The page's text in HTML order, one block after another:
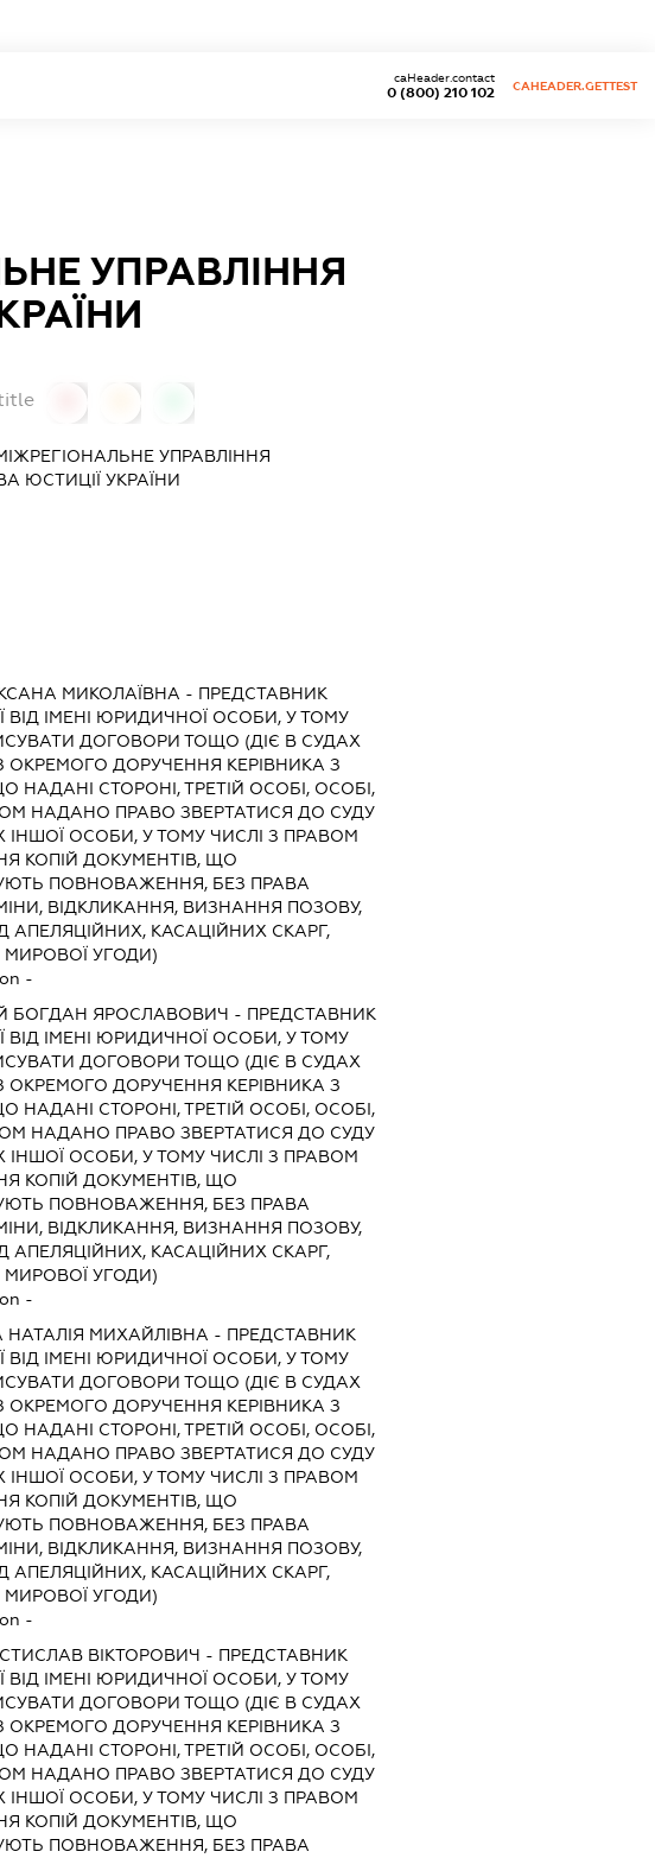
0 (800) 210 102
caHeader.contact
CAHEADER.GETTEST
УПРАВЛІННЯ
УПРАВЛІННЯ
ЮСТИЦІЇ УКРАЇНИ
МИКОЛАЇВНА - ПРЕДСТАВНИК
ВІД ІМЕНІ ЮРИДИЧНОЇ ОСОБИ, У ТОМУ
ДОГОВОРИ ТОЩО (ДІЄ В СУДАХ
ОКРЕМОГО ДОРУЧЕННЯ КЕРІВНИКА З
НАДАНІ СТОРОНІ, ТРЕТІЙ ОСОБІ, ОСОБІ,
НАДАНО ПРАВО ЗВЕРТАТИСЯ ДО СУДУ
ІНШОЇ ОСОБИ, У ТОМУ ЧИСЛІ З ПРАВОМ
КОПІЙ ДОКУМЕНТІВ, ЩО
ПОВНОВАЖЕННЯ, БЕЗ ПРАВА
ВІДКЛИКАННЯ, ВИЗНАННЯ ПОЗОВУ,
АПЕЛЯЦІЙНИХ, КАСАЦІЙНИХ СКАРГ,
УГОДИ)
-
БОГДАН ЯРОСЛАВОВИЧ - ПРЕДСТАВНИК
ВІД ІМЕНІ ЮРИДИЧНОЇ ОСОБИ, У ТОМУ
ДОГОВОРИ ТОЩО (ДІЄ В СУДАХ
ОКРЕМОГО ДОРУЧЕННЯ КЕРІВНИКА З
НАДАНІ СТОРОНІ, ТРЕТІЙ ОСОБІ, ОСОБІ,
НАДАНО ПРАВО ЗВЕРТАТИСЯ ДО СУДУ
ІНШОЇ ОСОБИ, У ТОМУ ЧИСЛІ З ПРАВОМ
КОПІЙ ДОКУМЕНТІВ, ЩО
ПОВНОВАЖЕННЯ, БЕЗ ПРАВА
ВІДКЛИКАННЯ, ВИЗНАННЯ ПОЗОВУ,
АПЕЛЯЦІЙНИХ, КАСАЦІЙНИХ СКАРГ,
УГОДИ)
-
МИХАЙЛІВНА - ПРЕДСТАВНИК
ВІД ІМЕНІ ЮРИДИЧНОЇ ОСОБИ, У ТОМУ
ДОГОВОРИ ТОЩО (ДІЄ В СУДАХ
ОКРЕМОГО ДОРУЧЕННЯ КЕРІВНИКА З
НАДАНІ СТОРОНІ, ТРЕТІЙ ОСОБІ, ОСОБІ,
НАДАНО ПРАВО ЗВЕРТАТИСЯ ДО СУДУ
ІНШОЇ ОСОБИ, У ТОМУ ЧИСЛІ З ПРАВОМ
КОПІЙ ДОКУМЕНТІВ, ЩО
ПОВНОВАЖЕННЯ, БЕЗ ПРАВА
ВІДКЛИКАННЯ, ВИЗНАННЯ ПОЗОВУ,
АПЕЛЯЦІЙНИХ, КАСАЦІЙНИХ СКАРГ,
УГОДИ)
-
ВІКТОРОВИЧ - ПРЕДСТАВНИК
ВІД ІМЕНІ ЮРИДИЧНОЇ ОСОБИ, У ТОМУ
ДОГОВОРИ ТОЩО (ДІЄ В СУДАХ
ОКРЕМОГО ДОРУЧЕННЯ КЕРІВНИКА З
НАДАНІ СТОРОНІ, ТРЕТІЙ ОСОБІ, ОСОБІ,
НАДАНО ПРАВО ЗВЕРТАТИСЯ ДО СУДУ
ІНШОЇ ОСОБИ, У ТОМУ ЧИСЛІ З ПРАВОМ
КОПІЙ ДОКУМЕНТІВ, ЩО
ПОВНОВАЖЕННЯ, БЕЗ ПРАВА